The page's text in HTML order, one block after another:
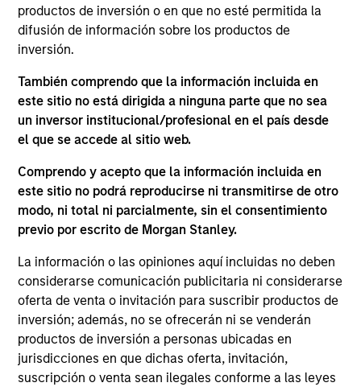
productos de inversión o en que no esté permitida la
difusión de información sobre los productos de
inversión.
También comprendo que la información incluida en
este sitio no está dirigida a ninguna parte que no sea
un inversor institucional/profesional en el país desde
el que se accede al sitio web.
Comprendo y acepto que la información incluida en
este sitio no podrá reproducirse ni transmitirse de otro
modo, ni total ni parcialmente, sin el consentimiento
previo por escrito de Morgan Stanley.
La información o las opiniones aquí incluidas no deben
considerarse comunicación publicitaria ni considerarse
oferta de venta o invitación para suscribir productos de
inversión; además, no se ofrecerán ni se venderán
productos de inversión a personas ubicadas en
jurisdicciones en que dichas oferta, invitación,
suscripción o venta sean ilegales conforme a las leyes
El valor de las inversiones y de las rentas
derivadas de ellas fluctuará, por lo que no existe
objetivos de inversión.
Datos del fondo
Precio y rentabilidad